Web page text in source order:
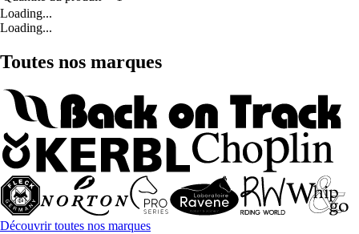
Loading...
Loading...
Toutes nos marques
Découvrir toutes nos marques